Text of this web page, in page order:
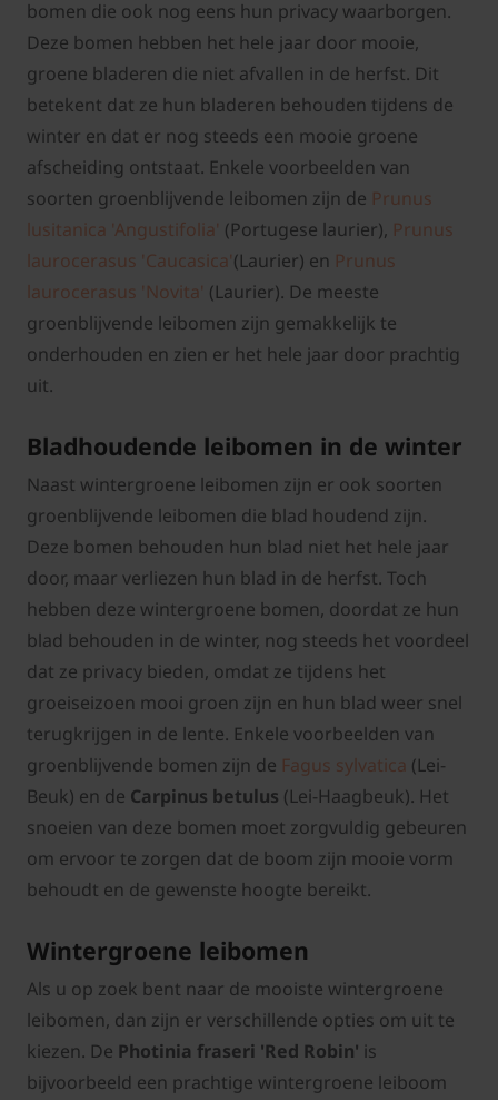
bomen die ook nog eens hun privacy waarborgen.
Deze bomen hebben het hele jaar door mooie,
groene bladeren die niet afvallen in de herfst. Dit
betekent dat ze hun bladeren behouden tijdens de
winter en dat er nog steeds een mooie groene
afscheiding ontstaat. Enkele voorbeelden van
soorten groenblijvende leibomen zijn de Prunus
lusitanica 'Angustifolia' (Portugese laurier), Prunus
laurocerasus 'Caucasica'(Laurier) en Prunus
laurocerasus 'Novita' (Laurier). De meeste
groenblijvende leibomen zijn gemakkelijk te
onderhouden en zien er het hele jaar door prachtig
uit.
Bladhoudende leibomen in de winter
Naast wintergroene leibomen zijn er ook soorten
groenblijvende leibomen die blad houdend zijn.
Deze bomen behouden hun blad niet het hele jaar
door, maar verliezen hun blad in de herfst. Toch
hebben deze wintergroene bomen, doordat ze hun
blad behouden in de winter, nog steeds het voordeel
dat ze privacy bieden, omdat ze tijdens het
groeiseizoen mooi groen zijn en hun blad weer snel
terugkrijgen in de lente. Enkele voorbeelden van
groenblijvende bomen zijn de Fagus sylvatica (Lei-
Beuk) en de Carpinus betulus (Lei-Haagbeuk). Het
snoeien van deze bomen moet zorgvuldig gebeuren
om ervoor te zorgen dat de boom zijn mooie vorm
behoudt en de gewenste hoogte bereikt.
Wintergroene leibomen
Als u op zoek bent naar de mooiste wintergroene
leibomen, dan zijn er verschillende opties om uit te
kiezen. De Photinia fraseri 'Red Robin' is
bijvoorbeeld een prachtige wintergroene leiboom